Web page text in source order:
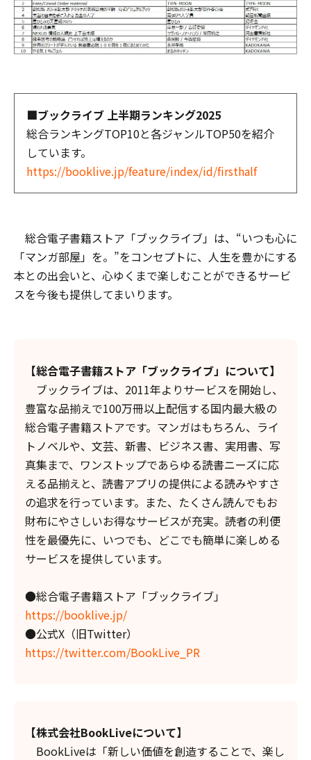
■ブックライブ 上半期ランキング2025
総合ランキングTOP10と各ジャンルTOP50を紹介
しています。
https://booklive.jp/feature/index/id/firsthalf
総合電子書籍ストア「ブックライブ」は、“いつも心に
「マンガ部屋」を。”をコンセプトに、人生を豊かにする
本との出会いと、心ゆくまで楽しむことができるサービ
スを今後も提供してまいります。
【総合電子書籍ストア「ブックライブ」について】
ブックライブは、2011年よりサービスを開始し、
豊富な品揃えで100万冊以上配信する国内最大級の
総合電子書籍ストアです。マンガはもちろん、ライ
トノベルや、文芸、新書、ビジネス書、実用書、写
真集まで、ワンストップであらゆる読書ニーズに応
える品揃えと、読書アプリの提供による読みやすさ
の追求を行っています。また、たくさん読んでもお
財布にやさしいお得なサービスが充実。読者の利便
性を最優先に、いつでも、どこでも簡単に楽しめる
サービスを提供しています。
●総合電子書籍ストア「ブックライブ」
https://booklive.jp/
●公式X（旧Twitter）
https://twitter.com/BookLive_PR
【株式会社BookLiveについて】
BookLiveは「新しい価値を創造することで、楽し